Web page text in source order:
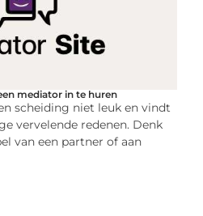
mediator in te huren
scheiding niet leuk en vindt
vervelende redenen. Denk
van een partner of aan